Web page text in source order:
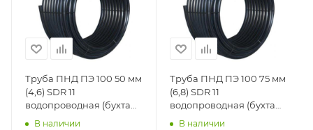
Труба ПНД ПЭ 100 50 мм
(4,6) SDR 11
водопроводная (бухта
100 м)
В наличии
Труба ПНД ПЭ 100 75 мм
(6,8) SDR 11
водопроводная (бухта
100 м)
В наличии